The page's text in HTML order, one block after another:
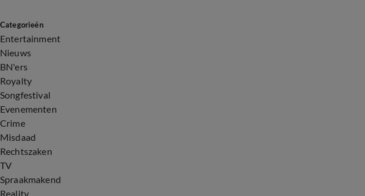
Categorieën
Entertainment
Nieuws
BN'ers
Royalty
Songfestival
Evenementen
Crime
Misdaad
Rechtszaken
TV
Spraakmakend
Reality